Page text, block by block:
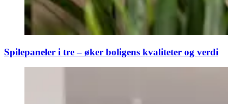
Spilepaneler i tre – øker boligens kvaliteter og verdi